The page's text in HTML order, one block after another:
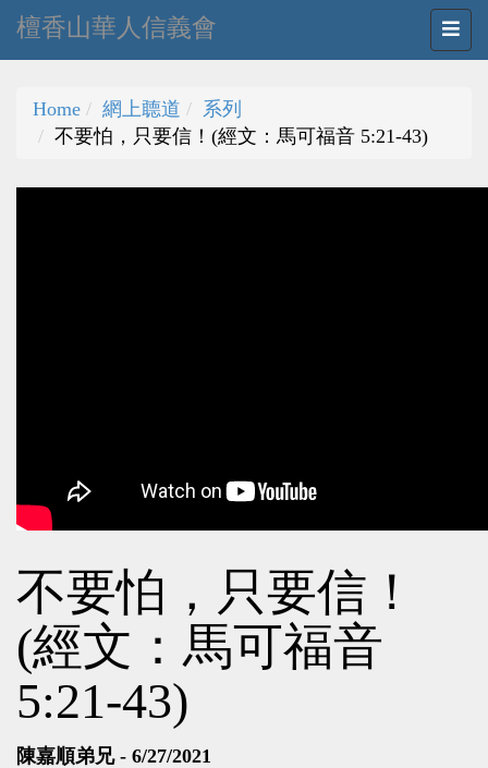
檀香山華人信義會
Home 網上聼道
系列
不要怕，只要信！(經文：馬可福音 5:21-43)
不要怕，只要信！
(經文：馬可福音
5:21-43)
陳嘉順弟兄 - 6/27/2021